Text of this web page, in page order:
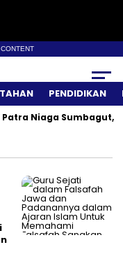
PENDIDIKAN
Niaga Sumbagut,